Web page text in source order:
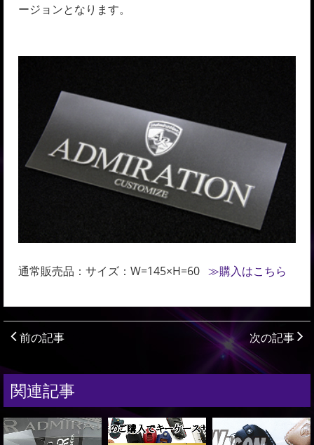
ージョンとなります。
通常販売品：サイズ：W=145×H=60 ≫購入はこちら
前の記事 次の記事
関連記事